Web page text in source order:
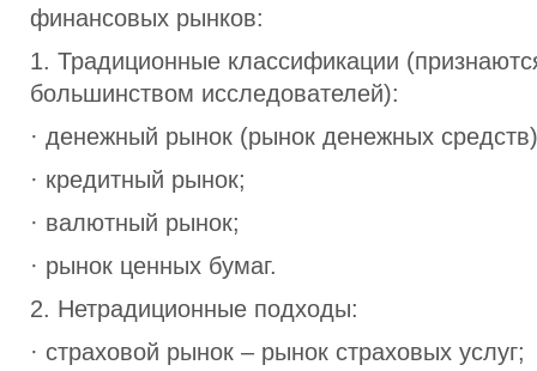
финансовых рынков:
1. Традиционные классификации
большинством исследователей):
· денежный рынок (рынок денежных
· кредитный рынок;
· валютный рынок;
· рынок ценных бумаг.
2. Нетрадиционные подходы:
· страховой рынок – рынок страховых услуг;